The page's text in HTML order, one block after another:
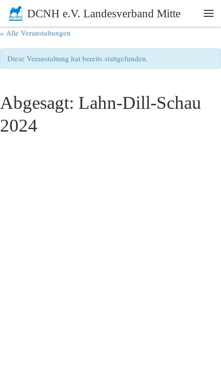
Zum Inhalt springen
DCNH e.V. Landesverband Mitte
« Alle Veranstaltungen
Diese Veranstaltung hat bereits stattgefunden.
Abgesagt: Lahn-Dill-Schau
2024